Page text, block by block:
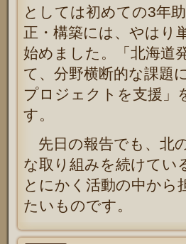
としては初めての3年
正・構築には、やはり
始めました。「北海道
て、分野横断的な課題
プロジェクトを支援」
す。
先日の報告でも、北
な取り組みを続けてい
とにかく活動の中から
たいものです。